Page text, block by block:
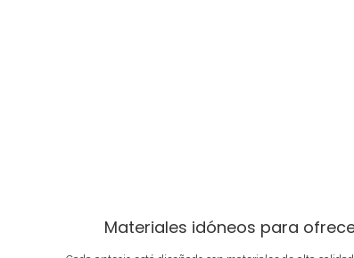
Materiales idóneos para